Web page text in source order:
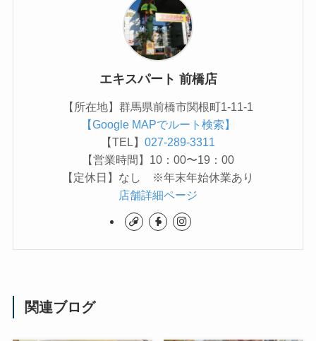
エキスパート 前橋店
【所在地】群馬県前橋市関根町1-11-1
【Google MAPでルート検索】
【TEL】 027-289-3311
【営業時間】10：00〜19：00
【定休日】なし ※年末年始休業あり
店舗詳細ページ
関連ブログ